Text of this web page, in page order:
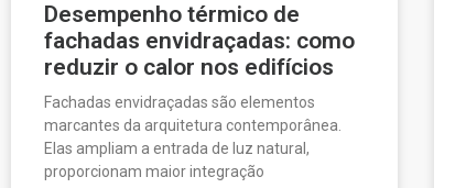
Desempenho térmico de
fachadas envidraçadas: como
reduzir o calor nos edifícios
Fachadas envidraçadas são elementos
marcantes da arquitetura contemporânea.
Elas ampliam a entrada de luz natural,
proporcionam maior integração